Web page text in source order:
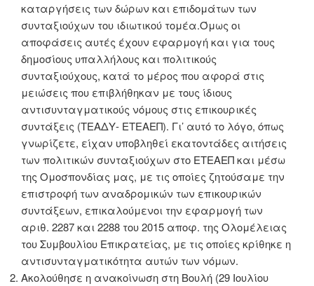
καταργήσεις των δώρων και επιδομάτων των
συνταξιούχων του ιδιωτικού τομέα.Όμως οι
αποφάσεις αυτές έχουν εφαρμογή και για τους
δημοσίους υπαλλήλους και πολιτικούς
συνταξιούχους, κατά το μέρος που αφορά στις
μειώσεις που επιβλήθηκαν με τους ίδιους
αντισυνταγματικούς νόμους στις επικουρικές
συντάξεις (ΤΕΑΔΥ- ΕΤΕΑΕΠ). Γι’ αυτό το λόγο, όπως
γνωρίζετε, είχαν υποβληθεί εκατοντάδες αιτήσεις
των πολιτικών συνταξιούχων στο ΕΤΕΑΕΠ και μέσω
της Ομοσπονδίας μας, με τις οποίες ζητούσαμε την
επιστροφή των αναδρομικών των επικουρικών
συντάξεων, επικαλούμενοι την εφαρμογή των
αριθ. 2287 και 2288 του 2015 αποφ. της Ολομέλειας
του Συμβουλίου Επικρατείας, με τις οποίες κρίθηκε η
αντισυνταγματικότητα αυτών των νόμων.
Ακολούθησε η ανακοίνωση στη Βουλή (29 Ιουλίου